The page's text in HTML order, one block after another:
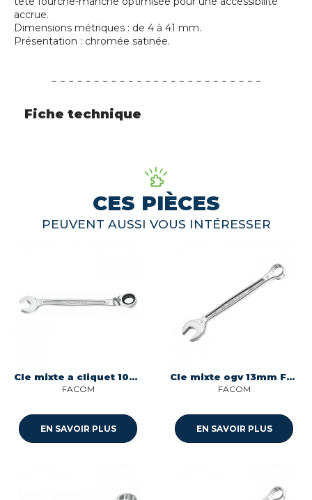
accrue.
Dimensions métriques : de 4 à 41 mm.
Présentation : chromée satinée.
Fiche technique
CES PIÈCES
PEUVENT AUSSI VOUS INTÉRESSER
Cle mixte a cliquet 10mm Facom 467B.10
FACOM
EN SAVOIR PLUS
Cle mixte ogv 13mm Facom 440.13
FACOM
EN SAVOIR PLUS